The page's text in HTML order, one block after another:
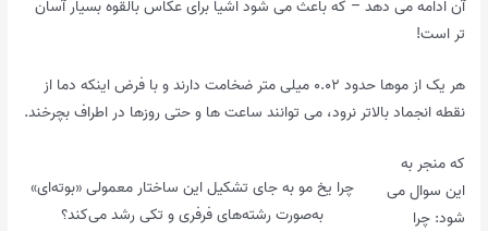
آن ادامه می دهد – که باعث می شود اشیا برای عکاس بالقوه بسیار آسان
تر است!
هر یک از موها حدود ۰.۰۲ میلی متر ضخامت دارند و با فرض اینکه دما از
نقطه انجماد بالاتر نرود، می توانند ساعت ها و حتی روزها در اطراف بچرخند.
چرا یخ مو به جای تشکیل این ساختار معمولی «بوته‌ای»
به‌صورت رشته‌های فرفری و تکی رشد می‌کند؟
که منجر به
این سوال می
شود: چرا